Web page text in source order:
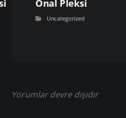
Önal Pleksi
Uncategorized
Yorumlar devre dışıdır